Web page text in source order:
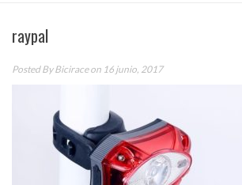
raypal
Posted ByBiciraceon 16 junio, 2017